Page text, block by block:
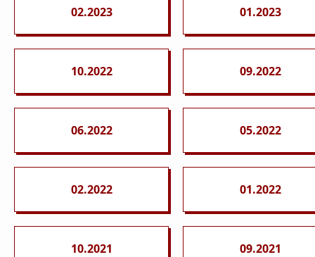
02.2023 01.2023
10.2022 09.2022
06.2022 05.2022
02.2022 01.2022
10.2021 09.2021